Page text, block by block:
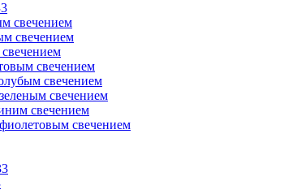
свечением
свечением
свечением
свечением
свечением
свечением
свечением